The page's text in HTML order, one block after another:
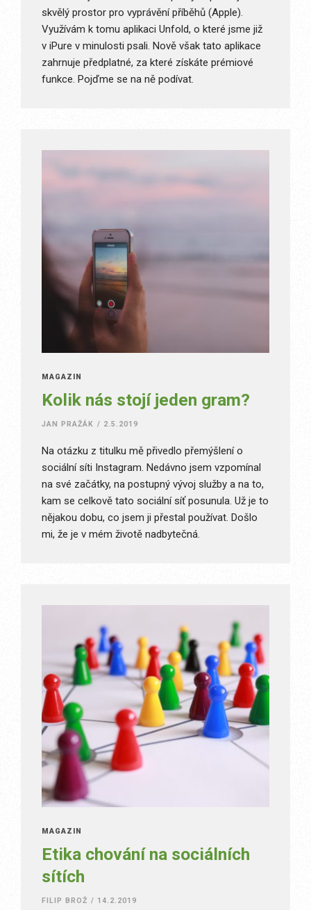
skvělý prostor pro vyprávění příběhů (Apple).
Využívám k tomu aplikaci Unfold, o které jsme již
v iPure v minulosti psali. Nově však tato aplikace
zahrnuje předplatné, za které získáte prémiové
funkce. Pojďme se na ně podívat.
MAGAZÍN
Kolik nás stojí jeden gram?
JAN PRAŽÁK / 2.5.2019
Na otázku z titulku mě přivedlo přemýšlení o
sociální síti Instagram. Nedávno jsem vzpomínal
na své začátky, na postupný vývoj služby a na to,
kam se celkově tato sociální síť posunula. Už je to
nějakou dobu, co jsem ji přestal používat. Došlo
mi, že je v mém životě nadbytečná.
MAGAZÍN
Etika chování na sociálních
sítích
FILIP BROŽ / 14.2.2019